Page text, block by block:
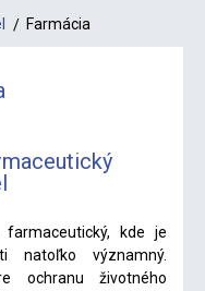
Farmácia
kde je
natoľko významný.
ochranu životného